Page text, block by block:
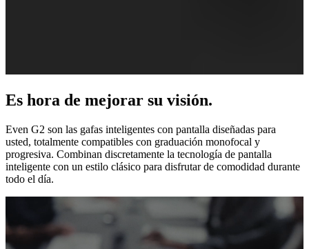
Es hora de mejorar su visión.
Even G2 son las gafas inteligentes con pantalla diseñadas para
usted, totalmente compatibles con graduación monofocal y
progresiva. Combinan discretamente la tecnología de pantalla
inteligente con un estilo clásico para disfrutar de comodidad durante
todo el día.